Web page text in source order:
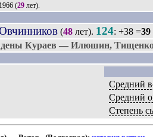
(29 лет).
(48 лет). 124: +38 =39
Кураев — Илюшин,
Средний
Средний
Степень